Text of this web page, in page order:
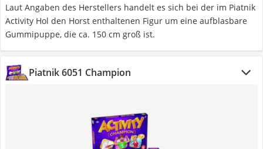
Laut Angaben des Herstellers handelt es sich bei der im Piatnik
Activity Hol den Horst enthaltenen Figur um eine aufblasbare
Gummipuppe, die ca. 150 cm groß ist.
Piatnik 6051 Champion